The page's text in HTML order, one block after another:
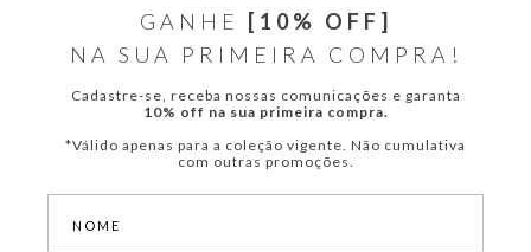
GANHE
[10% OFF]
NA SUA PRIMEIRA COMPRA!
Cadastre-se, receba nossas comunicações e garanta
10% off na sua primeira compra.
*Válido apenas para a coleção vigente. Não cumulativa
com outras promoções.